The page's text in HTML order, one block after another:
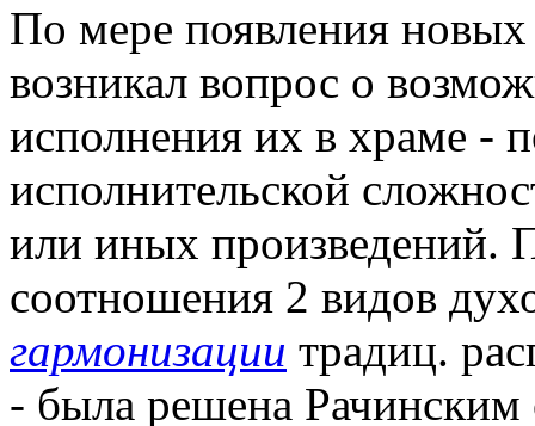
По мере появления
возникал вопрос о
исполнения их в храме -
исполнительской
или иных произведений.
соотношения 2 видов
гармонизации традиц.
- была решена